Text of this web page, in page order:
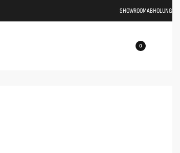
SHOWROOMABHOLUNG
0